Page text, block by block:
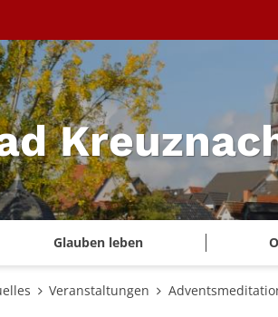
Glauben leben
Veranstaltungen